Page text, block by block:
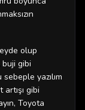
olup
buji gibi
yazılım
artışı gibi
Toyota